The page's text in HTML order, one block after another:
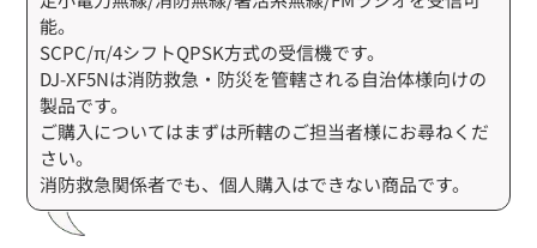
能。
SCPC/π/4シフトQPSK方式の受信機です。
DJ-XF5Nは消防救急・防災を管轄される自治体様向けの
製品です。
ご購入についてはまずは所轄のご担当者様にお尋ねくだ
さい。
消防救急関係者でも、個人購入はできない商品です。